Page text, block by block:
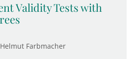
Validity Tests with
Farbmacher